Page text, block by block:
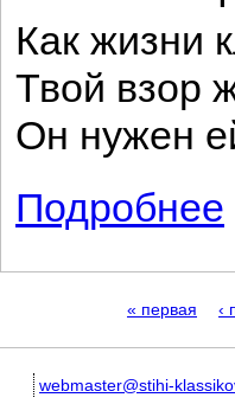
Как жизни
Твой взор
Он нужен
Подробнее
« первая ‹
webmaster@stihi-